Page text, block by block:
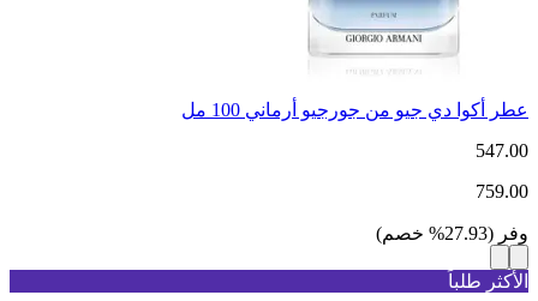
عطر أكوا دي جيو من جورجيو أرماني 100 مل
547.00
759.00
وفر (
27.93
% خصم)
الأكثر طلباً